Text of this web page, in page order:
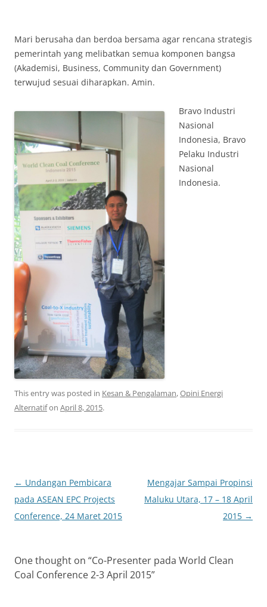
Mari berusaha dan berdoa bersama agar rencana strategis
pemerintah yang melibatkan semua komponen bangsa
(Akademisi, Business, Community dan Government)
terwujud sesuai diharapkan. Amin.
Bravo Industri
Nasional
Indonesia, Bravo
Pelaku Industri
Nasional
Indonesia.
This entry was posted in Kesan & Pengalaman,Opini Energi
Alternatifon April 8, 2015.
Post
navigation
← Undangan Pembicara
pada ASEAN EPC Projects
Conference, 24 Maret 2015
Mengajar Sampai Propinsi
Maluku Utara, 17 – 18 April
2015 →
One thought on “Co-Presenter pada World Clean
Coal Conference 2-3 April 2015”